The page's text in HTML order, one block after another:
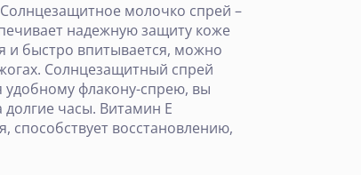
молочко спрей –
надежную защиту коже
и быстро впитывается, можно
Солнцезащитный спрей
удобному флакону-спрею, вы
часы. Витамин Е
способствует восстановлению,